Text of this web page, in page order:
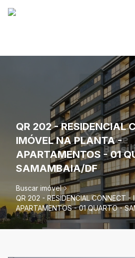
QR 202 - RESIDENCIAL
IMÓVEL NA PLANTA -
APARTAMENTOS - 01
SAMAMBAIA/DF
Buscar imóvel
QR 202 - RESIDENCIAL CONNECT -
APARTAMENTOS - 01 QUARTO -